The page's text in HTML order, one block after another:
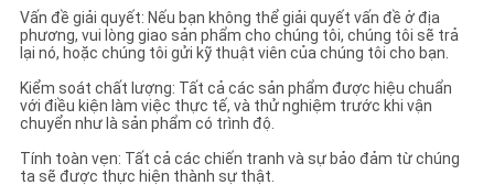
Vấn đề giải quyết: Nếu bạn không thể giải quyết vấn đề ở địa
phương, vui lòng giao sản phẩm cho chúng tôi, chúng tôi sẽ trả
lại nó, hoặc chúng tôi gửi kỹ thuật viên của chúng tôi cho bạn.
Kiểm soát chất lượng: Tất cả các sản phẩm được hiệu chuẩn
với điều kiện làm việc thực tế, và thử nghiệm trước khi vận
chuyển như là sản phẩm có trình độ.
Tính toàn vẹn: Tất cả các chiến tranh và sự bảo đảm từ chúng
ta sẽ được thực hiện thành sự thật.